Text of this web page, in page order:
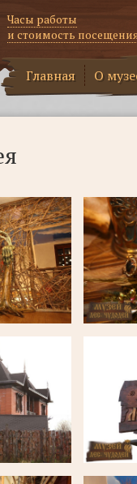
Часы работы
и стоимость
Главная О